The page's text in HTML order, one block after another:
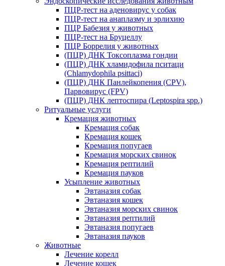
ПЦР-тест на аденовирус у собак
ПЦР-тест на анаплазму и эрлихию
ПЦР Бабезия у животных
ПЦР-тест на Бруцеллу
ПЦР Боррелия у животных
(ПЦР) ДНК Токсоплазма гондии
(ПЦР) ДНК хламидофила пситаци
(Chlamydophila psittaci)
(ПЦР) ДНК Панлейкопения (CPV),
Парвовирус (FPV)
(ПЦР) ДНК лептоспира (Leptospira spp.)
Ритуальные услуги
Кремация животных
Кремация собак
Кремация кошек
Кремация попугаев
Кремация морских свинок
Кремация рептилий
Кремация пауков
Усыпление животных
Эвтаназия собак
Эвтаназия кошек
Эвтаназия морских свинок
Эвтаназия рептилий
Эвтаназия попугаев
Эвтаназия пауков
Животные
Лечение корелл
Лечение кошек